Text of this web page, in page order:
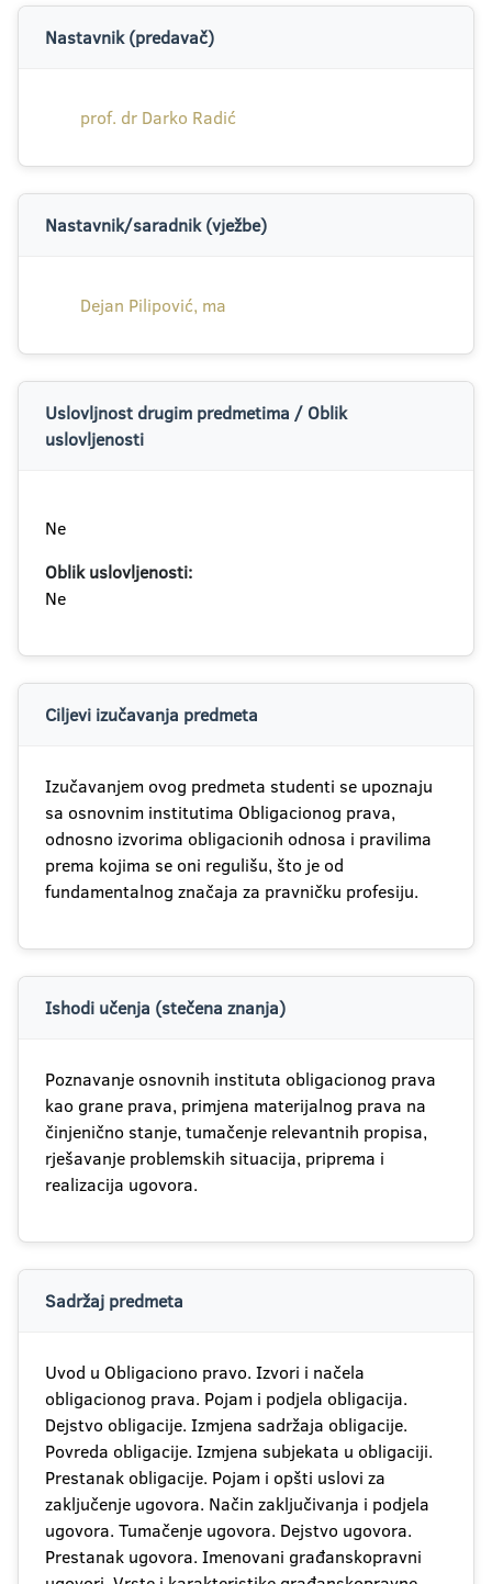
Nastavnik (predavač)
prof. dr Darko Radić
Nastavnik/saradnik (vježbe)
Dejan Pilipović, ma
Uslovljnost drugim predmetima / Oblik
uslovljenosti
Ne
Oblik uslovljenosti:
Ne
Ciljevi izučavanja predmeta
Izučavanjem ovog predmeta studenti se upoznaju
sa osnovnim institutima Obligacionog prava,
odnosno izvorima obligacionih odnosa i pravilima
prema kojima se oni regulišu, što je od
fundamentalnog značaja za pravničku profesiju.
Ishodi učenja (stečena znanja)
Poznavanje osnovnih instituta obligacionog prava
kao grane prava, primjena materijalnog prava na
činjenično stanje, tumačenje relevantnih propisa,
rješavanje problemskih situacija, priprema i
realizacija ugovora.
Sadržaj predmeta
Uvod u Obligaciono pravo. Izvori i načela
obligacionog prava. Pojam i podjela obligacija.
Dejstvo obligacije. Izmjena sadržaja obligacije.
Povreda obligacije. Izmjena subjekata u obligaciji.
Prestanak obligacije. Pojam i opšti uslovi za
zaključenje ugovora. Način zaključivanja i podjela
ugovora. Tumačenje ugovora. Dejstvo ugovora.
Prestanak ugovora. Imenovani građanskopravni